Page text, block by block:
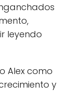
leyendo
Alex como
y